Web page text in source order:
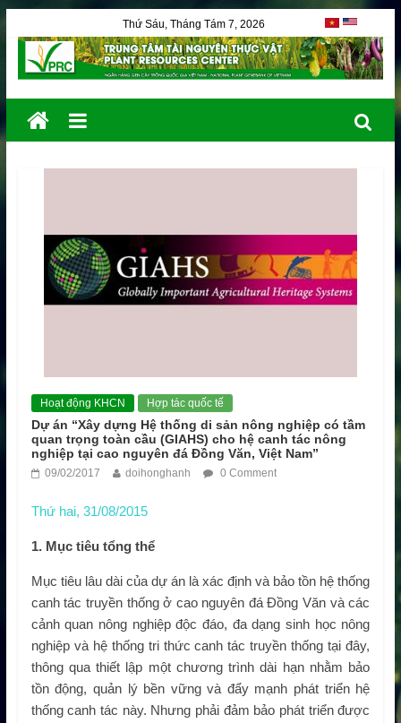
Thứ Sáu, Tháng Tám 7, 2026
Hoạt động KHCN Hợp tác quốc tế
Dự án “Xây dựng Hệ thống di sản nông nghiệp có tầm
quan trọng toàn cầu (GIAHS) cho hệ canh tác nông
nghiệp tại cao nguyên đá Đồng Văn, Việt Nam”
09/02/2017 doihonghanh 0 Comment
Thứ hai, 31/08/2015
1. Mục tiêu tổng thể
Mục tiêu lâu dài của dự án là xác định và bảo tồn hệ thống
canh tác truyền thống ở cao nguyên đá Đồng Văn và các
cảnh quan nông nghiệp độc đáo, đa dạng sinh học nông
nghiệp và hệ thống tri thức canh tác truyền thống tại đây,
thông qua thiết lập một chương trình dài hạn nhằm bảo
tồn động, quản lý bền vững và đẩy mạnh phát triển hệ
thống canh tác này. Nhưng phải đảm bảo phát triển được